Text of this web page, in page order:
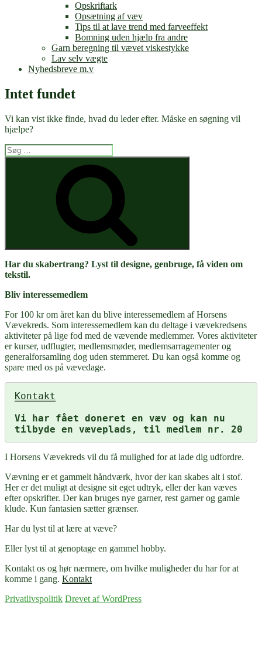
Opskriftark
Opsætning af væv
Tips til at lave trend med farveeffekt
Bomning uden hjælp fra andre
Garn beregning til vævet viskestykke
Lav selv vægte
Nyhedsbreve m.v
Intet fundet
Vi kan vist ikke finde, hvad du leder efter. Måske en søgning vil
hjælpe?
Søg
efter:
Har du skabertrang? Lyst til designe, genbruge, få viden om
tekstil.
Bliv interessemedlem
For 100 kr om året kan du blive interessemedlem af Horsens
Vævekreds. Som interessemedlem kan du deltage i vævekredsens
aktiviteter på lige fod med de vævende medlemmer. Vores aktiviteter
er kurser, udflugter, medlemsmøder, medlemsarragementer og
generalforsamling dog uden stemmeret. Du kan også komme og
spare med os på vævedage.
Kontakt
Vi har fået doneret en væv og kan nu
tilbyde en væveplads, til medlem nr. 20
I Horsens Vævekreds vil du få mulighed for at lade dig udfordre.
Vævning er et gammelt håndværk, hvor der kan skabes alt i stof.
Her er det muligt at designe sit eget udtryk, eller der kan væves
efter opskrifter. Der kan bruges nye garner, rest garner og gamle
klude. Kun fantasien sætter grænser.
Har du lyst til at lære at væve?
Eller lyst til at genoptage en gammel hobby.
Kontakt os og hør nærmere, om hvilke muligheder du har for at
komme i gang. Kontakt
Privatlivspolitik Drevet af WordPress